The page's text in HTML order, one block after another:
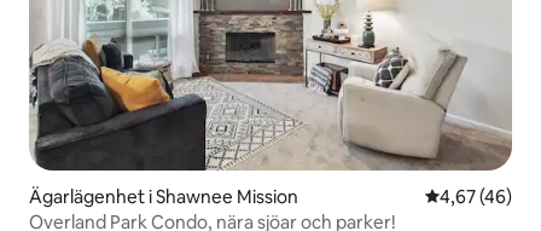
Ägarlägenhet i Shawnee Mission 4,67 av 5 i
4,67 (46)
Overland Park Condo, nära sjöar och parker!